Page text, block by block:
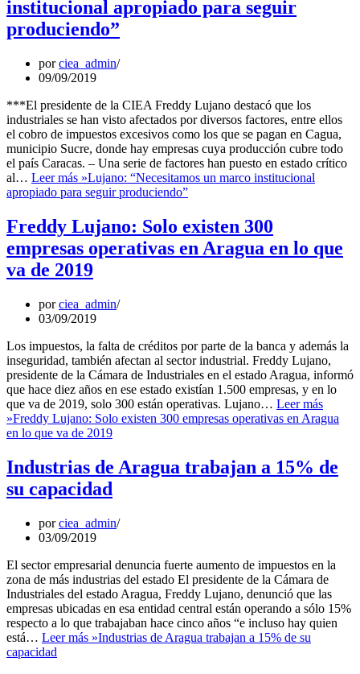
institucional apropiado para seguir
produciendo”
porciea_admin
09/09/2019
***El presidente de la CIEA Freddy Lujano destacó que los
industriales se han visto afectados por diversos factores, entre ellos
el cobro de impuestos excesivos como los que se pagan en Cagua,
municipio Sucre, donde hay empresas cuya producción cubre todo
el país Caracas. – Una serie de factores han puesto en estado crítico
al… Leer más »Lujano: “Necesitamos un marco institucional
apropiado para seguir produciendo”
Freddy Lujano: Solo existen 300
empresas operativas en Aragua en lo que
va de 2019
porciea_admin
03/09/2019
Los impuestos, la falta de créditos por parte de la banca y además la
inseguridad, también afectan al sector industrial. Freddy Lujano,
presidente de la Cámara de Industriales en el estado Aragua, informó
que hace diez años en ese estado existían 1.500 empresas, y en lo
que va de 2019, solo 300 están operativas. Lujano… Leer más
»Freddy Lujano: Solo existen 300 empresas operativas en Aragua
en lo que va de 2019
Industrias de Aragua trabajan a 15% de
su capacidad
porciea_admin
03/09/2019
El sector empresarial denuncia fuerte aumento de impuestos en la
zona de más industrias del estado El presidente de la Cámara de
Industriales del estado Aragua, Freddy Lujano, denunció que las
empresas ubicadas en esa entidad central están operando a sólo 15%
respecto a lo que trabajaban hace cinco años “e incluso hay quien
está… Leer más »Industrias de Aragua trabajan a 15% de su
capacidad